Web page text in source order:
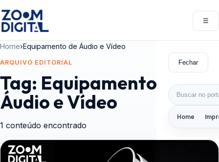
☰
Fechar
Buscar por:
Home
Home›Equipamento de Áudio e Vídeo
ARQUIVO EDITORIAL
Tag: Equipamento de
Áudio e Vídeo
1 conteúdo encontrado